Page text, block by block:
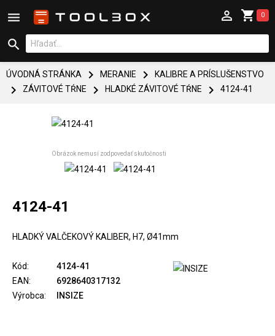
  0


ÚVODNÁ STRÁNKA  MERANIE  KALIBRE A PRÍSLUŠENSTVO
 ZÁVITOVÉ TŔNE  HLADKÉ ZÁVITOVÉ TŔNE  4124-41
Obrázok nemusí zodpovedať skutočnosti
4124-41
HLADKÝ VALČEKOVÝ KALIBER, H7, Ø41mm
Kód:
4124-41
EAN:
6928640317132
Výrobca:
INSIZE